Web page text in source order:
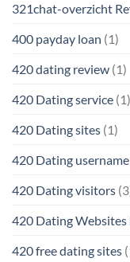
321chat-overzicht
400 payday loan (1)
420 dating review (1)
420 Dating service (1)
420 Dating sites (1)
420 Dating username
420 Dating visitors
420 Dating
420 free dating sites